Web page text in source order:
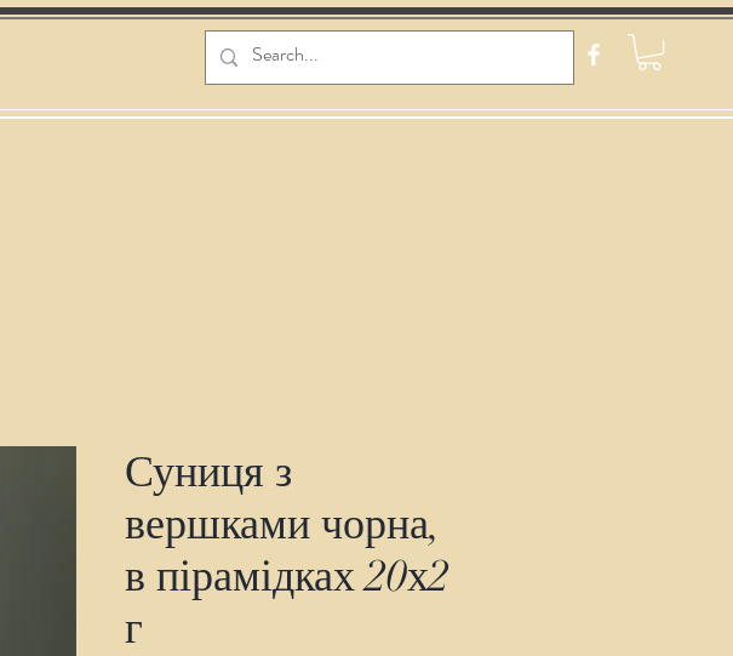
Суниця з
вершками чорна,
в пірамідках 20х2
г